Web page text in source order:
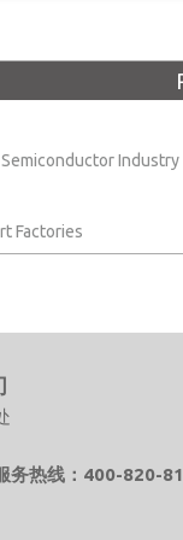
Industry
Factories
务热线：400-820-